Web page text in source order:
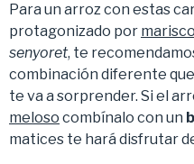
Para un arroz con estas
protagonizado por marisco
senyoret, te
combinación diferente
te va a sorprender. Si el
meloso combínalo con un
matices te hará disfrutar